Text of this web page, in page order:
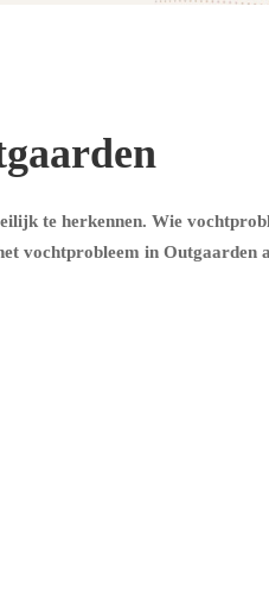
te herkennen. Wie
vochtprobleem in Outgaarden